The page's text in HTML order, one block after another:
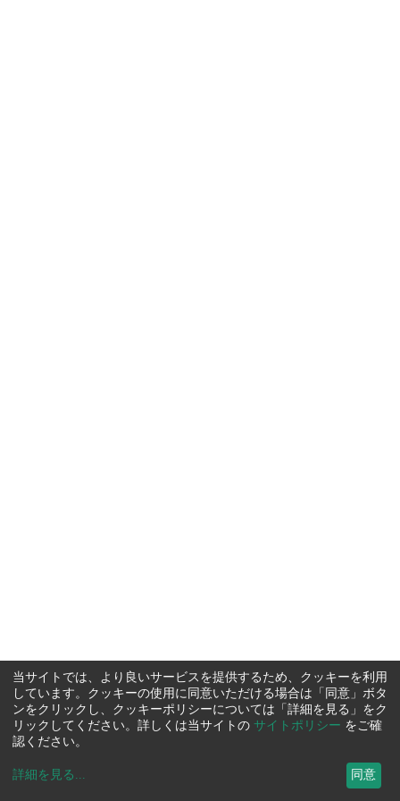
当サイトでは、より良いサービスを提供するため、クッキーを利用
しています。クッキーの使用に同意いただける場合は「同意」ボタ
ンをクリックし、クッキーポリシーについては「詳細を見る」をク
リックしてください。詳しくは当サイトの サイトポリシー をご確
認ください。
詳細を見る ... 同意